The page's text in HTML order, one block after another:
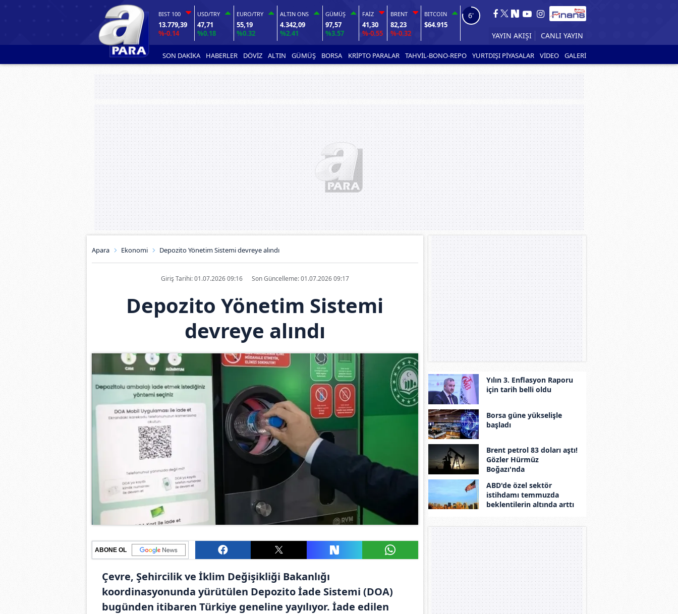
BIST 100
13.779,39
%-0.14
USD/TRY
47,71
%0.18
EURO/TRY
55,19
%0.32
ALTIN ONS
4.342,09
%2.41
GÜMÜŞ
97,57
%3.57
FAİZ
41,30
%-0.55
BRENT
82,23
%-0.32
BITCOIN
$64.915
5'
YAYIN AKIŞI CANLI YAYIN
SON DAKİKA HABERLER DÖVİZ ALTIN GÜMÜŞ BORSA KRİPTO PARALAR TAHVİL-BONO-REPO YURTDIŞI PİYASALAR VİDEO GALERİ
Apara Ekonomi Depozito Yönetim Sistemi devreye alındı
Giriş Tarihi: 01.07.2026 09:16 Son Güncelleme: 01.07.2026 09:17
Depozito Yönetim Sistemi
devreye alındı
ABONE OL
Çevre, Şehircilik ve İklim Değişikliği Bakanlığı
koordinasyonunda yürütülen Depozito İade Sistemi (DOA)
bugünden itibaren Türkiye geneline yayılıyor. İade edilen
Yılın 3. Enflasyon Raporu
için tarih belli oldu
Borsa güne yükselişle
başladı
Brent petrol 83 doları aştı!
Gözler Hürmüz
Boğazı'nda
ABD'de özel sektör
istihdamı temmuzda
beklentilerin altında arttı